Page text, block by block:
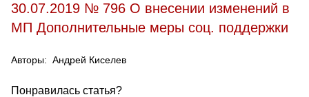
30.07.2019 № 796 О внесении изменений в
МП Дополнительные меры соц. поддержки
Авторы: Андрей Киселев
Понравилась статья?